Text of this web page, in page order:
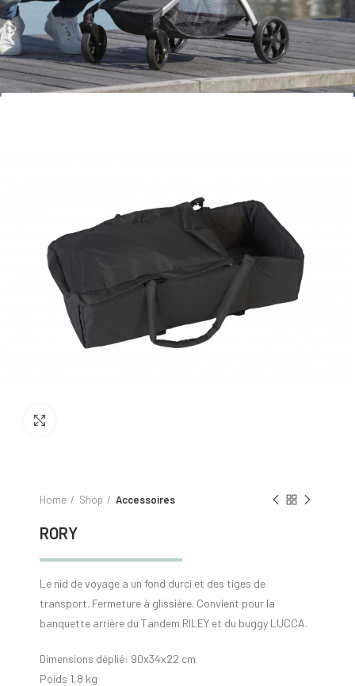
Home Shop Accessoires
RORY
Le nid de voyage a un fond durci et des tiges de
transport. Fermeture à glissière. Convient pour la
banquette arrière du Tandem RILEY et du buggy LUCCA.
Dimensions déplié: 90x34x22 cm
Poids 1,8 kg